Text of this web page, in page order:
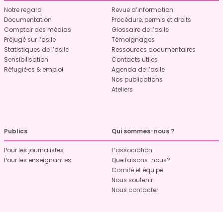
Notre regard
Documentation
Comptoir des médias
Préjugé sur l’asile
Statistiques de l’asile
Sensibilisation
Réfugié·es & emploi
Revue d’information
Procédure, permis et droits
Glossaire de l’asile
Témoignages
Ressources documentaires
Contacts utiles
Agenda de l’asile
Nos publications
Ateliers
Publics
Pour les journalistes
Pour les enseignant·es
Qui sommes-nous ?
L’association
Que faisons-nous?
Comité et équipe
Nous soutenir
Nous contacter